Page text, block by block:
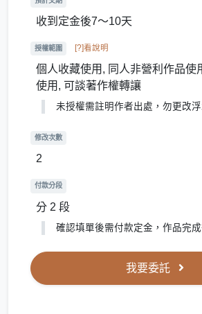
收到定金後7～10天
授權範圍 [?]看說明
個人收藏使用, 同人非營利作品使
使用, 可談著作權轉讓
未授權需註明作者出處，勿更改浮
修改次數
2
付款分段
分 2 段
確認填單後需付款定金，作品完
我要委託